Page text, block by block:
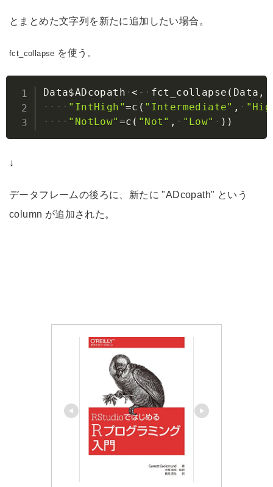
とまとめた文字列を新たに追加したい場合。
fct_collapse を使う。
Data$ADcopath <- fct_collapse ( Data ,
"IntHigh"=c ( "Intermediate" ,
"NotLow" =c ( "Not" , "Low" ) )
Copy
↓
データフレームの後ろに、新たに "ADcopath" という
column が追加された。